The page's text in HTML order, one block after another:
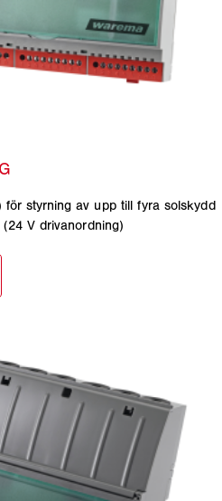
för styrning av upp till fyra solskydd
V drivanordning)